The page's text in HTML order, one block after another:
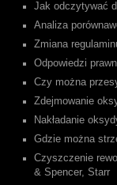
Jak odczytywać
Analiza
Zmiana
Odpowiedzi
Czy można
Zdejmowanie
Nakładanie
Gdzie można
Czyszczenie
& Spencer, Starr